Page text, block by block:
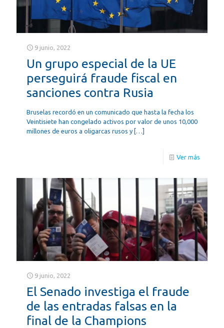
9 junio, 2022
Un grupo especial de la UE
perseguirá fraude fiscal en
sanciones contra Rusia
Bruselas recordó en un comunicado que hasta la fecha los
Veintisiete han congelado activos por valor de unos 10,000
millones de euros a oligarcas rusos y […]
Ver más
9 junio, 2022
El Senado investiga el fraude
de las entradas falsas en la
final de la Champions